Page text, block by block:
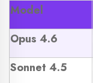
Model
Opus 4.6
Sonnet 4.5